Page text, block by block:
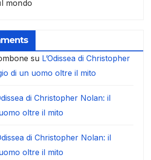
mondo
su L’Odissea di Christopher
di un uomo oltre il mito
di Christopher Nolan: il
oltre il mito
di Christopher Nolan: il
oltre il mito